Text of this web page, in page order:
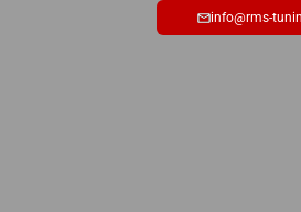
info@rms-